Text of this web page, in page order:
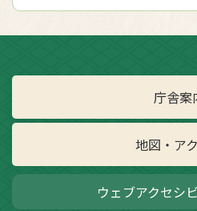
庁舎案
地図・ア
ウェブアクセシ